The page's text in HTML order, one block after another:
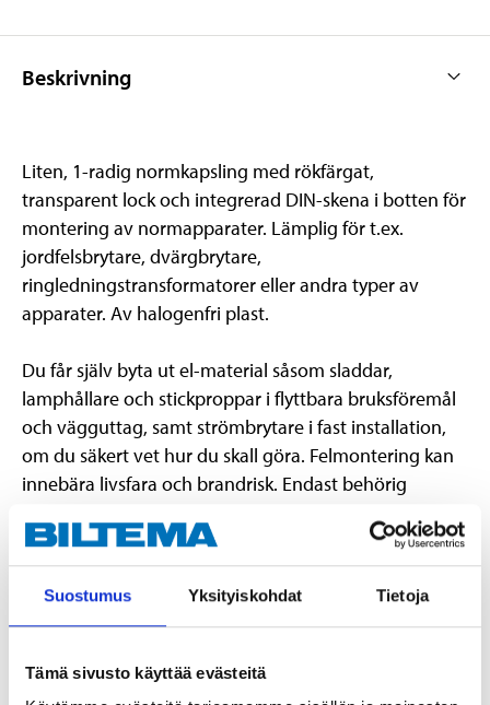
Suostumus Yksityiskohdat Tietoja
Tämä sivusto käyttää evästeitä
Beskrivning
Liten, 1-radig normkapsling med rökfärgat,
transparent lock och integrerad DIN-skena i botten för
montering av normapparater. Lämplig för t.ex.
jordfelsbrytare, dvärgbrytare,
ringledningstransformatorer eller andra typer av
apparater. Av halogenfri plast.
Du får själv byta ut el-material såsom sladdar,
lamphållare och stickproppar i flyttbara bruksföremål
och vägguttag, samt strömbrytare i fast installation,
om du säkert vet hur du skall göra. Felmontering kan
innebära livsfara och brandrisk. Endast behörig
befintlig installation (montera fast el-material i eller på
väggar och tak), samt byta ut fast el-materiel i våta
utrymmen, t.ex. badrum eller utomhus.
Vad du får göra själv med el hemma